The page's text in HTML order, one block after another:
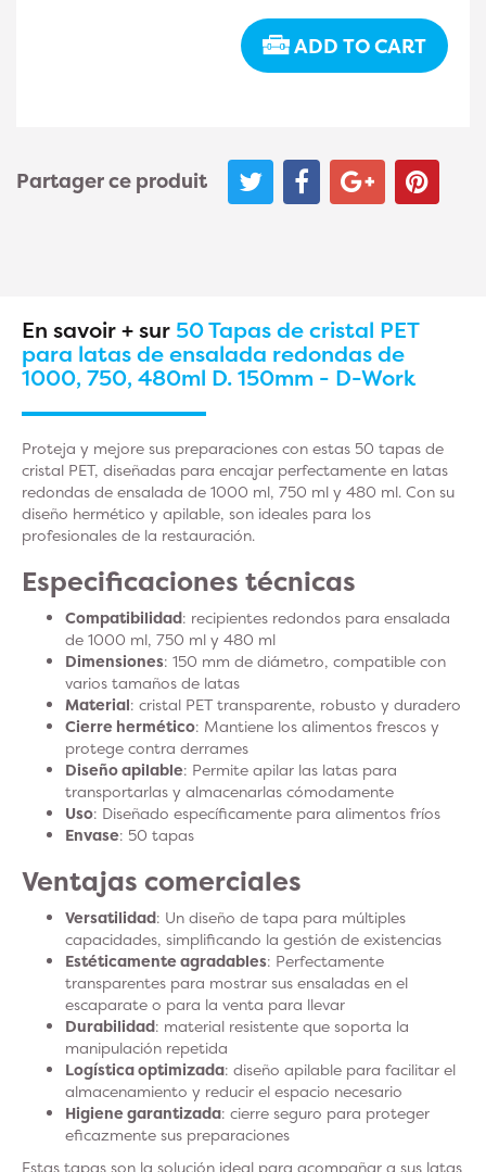
ADD TO CART
Partager ce produit
En savoir + sur 50 Tapas de cristal PET
para latas de ensalada redondas de
1000, 750, 480ml D. 150mm - D-Work
Proteja y mejore sus preparaciones con estas 50 tapas de
cristal PET, diseñadas para encajar perfectamente en latas
redondas de ensalada de 1000 ml, 750 ml y 480 ml. Con su
diseño hermético y apilable, son ideales para los
profesionales de la restauración.
Especificaciones técnicas
Compatibilidad: recipientes redondos para ensalada
de 1000 ml, 750 ml y 480 ml
Dimensiones: 150 mm de diámetro, compatible con
varios tamaños de latas
Material: cristal PET transparente, robusto y duradero
Cierre hermético: Mantiene los alimentos frescos y
protege contra derrames
Diseño apilable: Permite apilar las latas para
transportarlas y almacenarlas cómodamente
Uso: Diseñado específicamente para alimentos fríos
Envase: 50 tapas
Ventajas comerciales
Versatilidad: Un diseño de tapa para múltiples
capacidades, simplificando la gestión de existencias
Estéticamente agradables: Perfectamente
transparentes para mostrar sus ensaladas en el
escaparate o para la venta para llevar
Durabilidad: material resistente que soporta la
manipulación repetida
Logística optimizada: diseño apilable para facilitar el
almacenamiento y reducir el espacio necesario
Higiene garantizada: cierre seguro para proteger
eficazmente sus preparaciones
Estas tapas son la solución ideal para acompañar a sus latas